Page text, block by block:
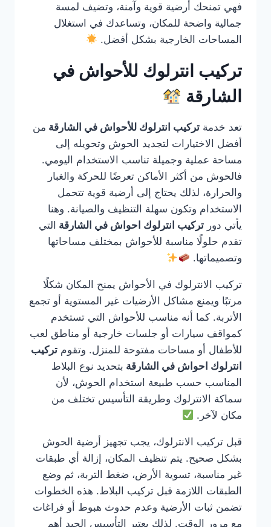
فهي تمنحك أرضية قوية وآمنة، وتضيف لمسة
جمالية واضحة للمكان، وتساعدك في استغلال
المساحات الخارجية بشكل أفضل.
تركيب انترلوك للأحواش في
الشارقة
تعد خدمة تركيب انترلوك للأحواش في الشارقة من
أفضل الاختيارات لتجديد الحوش وتحويله إلى
مساحة عملية وجميلة تناسب الاستخدام اليومي.
فالحوش من أكثر الأماكن تعرضًا للحركة والغبار
والحرارة، لذلك يحتاج إلى أرضية قوية تتحمل
الاستخدام وتكون سهلة التنظيف والصيانة. وهنا
يأتي دور تركيب انترلوك احواش في الشارقة التي
تقدم حلولًا مناسبة للأحواش بمختلف مساحاتها
وتصميماتها.
تركيب الانترلوك في الأحواش يمنح المكان شكلًا
مرتبًا ويمنع مشاكل الأرضيات غير المستوية أو تجمع
الأتربة. كما أنه مناسب للأحواش التي تستخدم
كمواقف سيارات أو جلسات خارجية أو مناطق لعب
للأطفال أو مساحات مفتوحة للمنزل. وتقوم تركيب
انترلوك احواش في الشارقة بتحديد نوع البلاط
المناسب حسب طبيعة استخدام الحوش، لأن
سماكة الانترلوك وطريقة التأسيس تختلف من
مكان لآخر.
قبل تركيب الانترلوك، يجب تجهيز أرضية الحوش
بشكل صحيح. يتم تنظيف المكان، إزالة أي طبقات
غير مناسبة، تسوية الأرض، ضغط التربة، ثم وضع
الطبقات اللازمة قبل تركيب البلاط. هذه الخطوات
تضمن ثبات الأرضية وعدم حدوث هبوط أو فراغات
مع مرور الوقت. لذلك يعتبر التأسيس الجيد أهم